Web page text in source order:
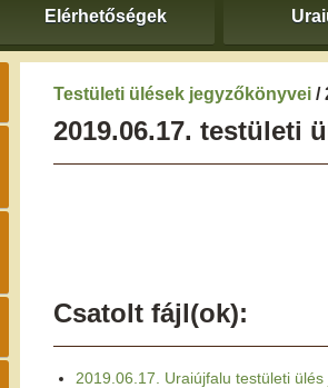
Elérhetőségek
Testületi ülések jegyzőkönyvei /
2019.06.17. testületi
Csatolt fájl(ok):
2019.06.17. Uraiújfalu testületi